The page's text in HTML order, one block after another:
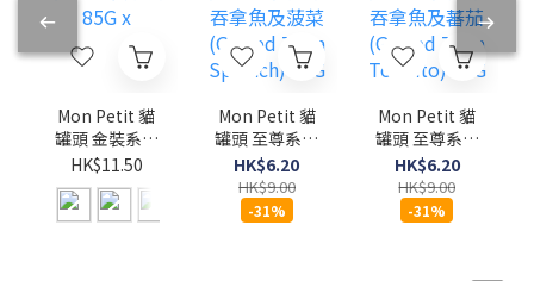
Mon Petit 貓
罐頭 金裝系列
85G x
HK$11.50
Mon Petit 貓
罐頭 至尊系列
- 吞拿魚及菠
菜 (Grilled
Tuna
Spinach) 85G
HK$6.20
HK$9.00
-31%
Mon Petit 貓
罐頭 至尊系列
- 吞拿魚及蕃
茄 (Grilled
Tuna
Tomato)
HK$6.20
HK$9.00
-31%